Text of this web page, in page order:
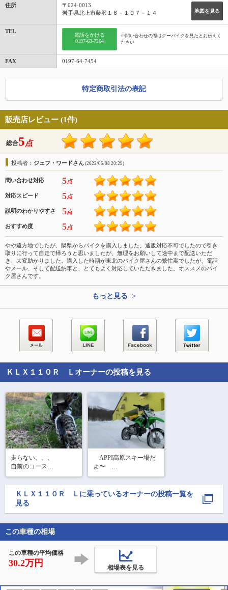
住所
地図を見る
〒024-0013
岩手県北上市藤沢１６－１９７－１４
TEL
電話をかける
0197-63-7264
※問い合わせの際はグーバイクを見たとお伝えく
ださい
FAX 0197-64-7454
特定商取引法の表記
販売店レビュー (1件)
総合5点
投稿者： ジェフ・ワードさん (2022/05/08 20:29)
問い合わせ対応 5点
対応スピード 5点
説明のわかりやすさ 5点
おすすめ度 5点
やや遠方地でしたが、隣県からバイクを購入しました。通販対応不可でしたので引き
取りに行って自走で帰ろうと思いましたが、無理をお願いして途中まで配送いただ
き、大変助かりました。購入した時期が東北のバイク屋さんの繁忙期でしたが、電話
やメール、そして配送納車と、とてもよく対応していただきました。オススメのバイ
ク屋さんです。
もっと見る >
ＫＬＸ１１０Ｒ Ｌ オーナーの投稿を見る
走らない、、、
自前のコース
草だらけ
（季語なし）
誰かに走って欲し
い、、、。
APPI高原スキー場だ
よ〜
最近メッキリ雪溶けて
雪上ライドが難しくな
会場も融雪で中止。
安比高原スキー場に来
たと言う訳でガソリン
ＫＬＸ１１０Ｒ Ｌ に乗っているオーナーの投稿一覧を
見る
この車種の相場
この車種の平均価格
30.2万円 相場表を見る